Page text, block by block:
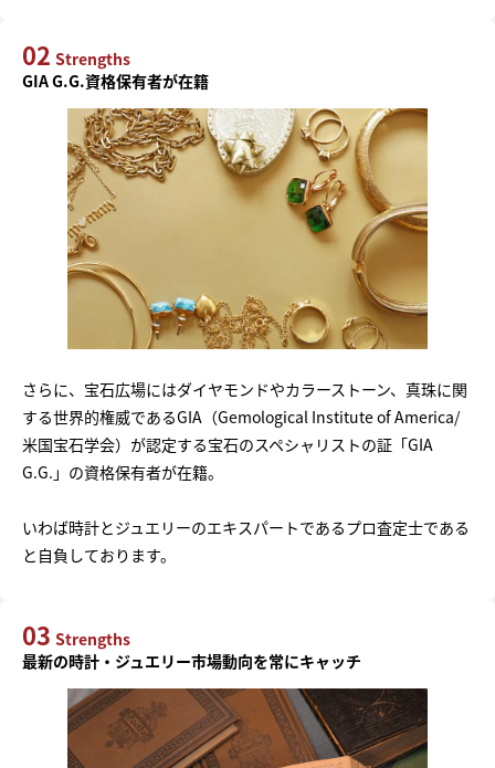
02 Strengths
GIA G.G.資格保有者が在籍
さらに、宝石広場にはダイヤモンドやカラーストーン、真珠に関
する世界的権威であるGIA（Gemological Institute of America/
米国宝石学会）が認定する宝石のスペシャリストの証「GIA
G.G.」の資格保有者が在籍。
いわば時計とジュエリーのエキスパートであるプロ査定士である
と自負しております。
03 Strengths
最新の時計・ジュエリー市場動向を常にキャッチ